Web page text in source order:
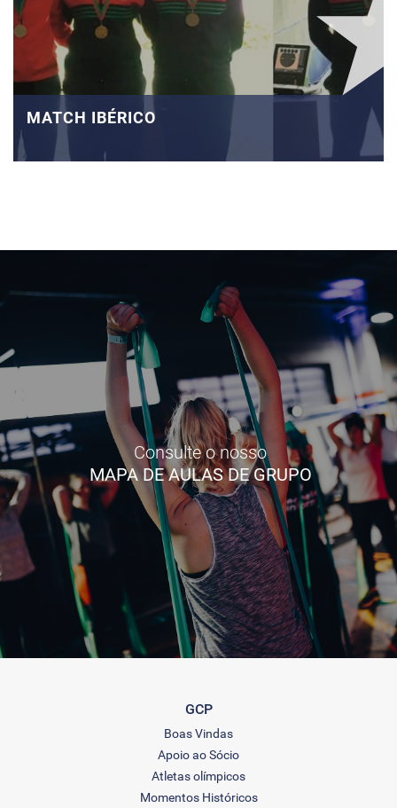
MATCH IBÉRICO
Consulte o nosso
MAPA DE AULAS DE GRUPO
GCP
Boas Vindas
Apoio ao Sócio
Atletas olímpicos
Momentos Históricos